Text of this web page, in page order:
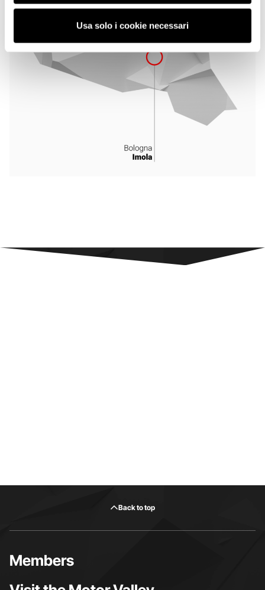
Usa solo i cookie necessari
Back to top
Members